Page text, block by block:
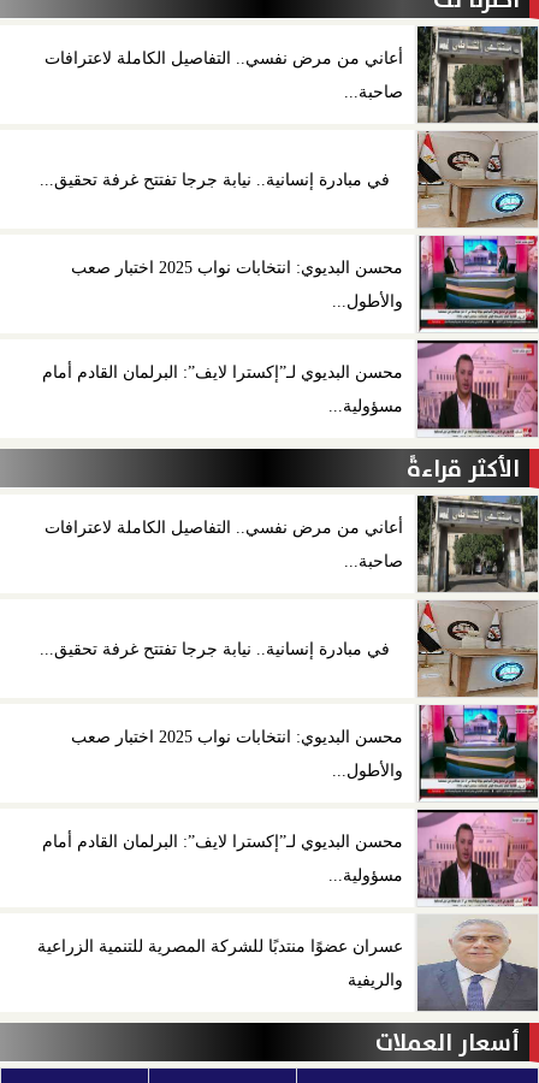
أعاني من مرض نفسي.. التفاصيل الكاملة لاعترافات
صاحبة...
في مبادرة إنسانية.. نيابة جرجا تفتتح غرفة تحقيق...
محسن البديوي: انتخابات نواب 2025 اختبار صعب
والأطول...
محسن البديوي لـ”إكسترا لايف”: البرلمان القادم أمام
مسؤولية...
الأكثر قراءةً
أعاني من مرض نفسي.. التفاصيل الكاملة لاعترافات
صاحبة...
في مبادرة إنسانية.. نيابة جرجا تفتتح غرفة تحقيق...
محسن البديوي: انتخابات نواب 2025 اختبار صعب
والأطول...
محسن البديوي لـ”إكسترا لايف”: البرلمان القادم أمام
مسؤولية...
عسران عضوًا منتدبًا للشركة المصرية للتنمية الزراعية
والريفية
أسعار العملات